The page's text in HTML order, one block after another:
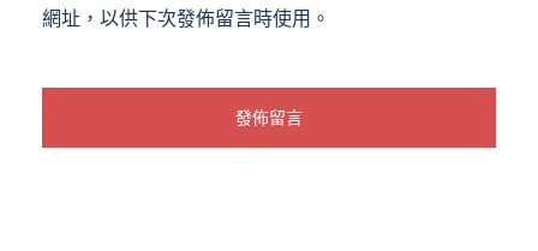
網址，以供下次發佈留言時使用。